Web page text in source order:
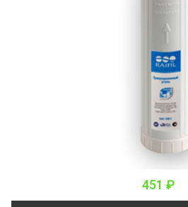
451 ₽